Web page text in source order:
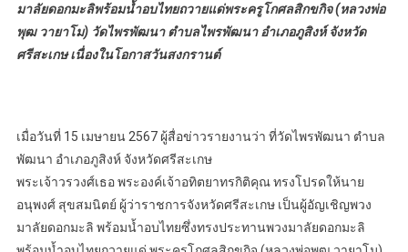
มาลัยดอกมะลิพร้อมน้ำอบไทยถวายแด่พระครูโกศลสิกขกิจ (หลวงพ่อ
พุฒ วายาโม) วัดไพรพัฒนา ตำบลไพรพัฒนา อำเภอภูสิงห์ จังหวัด
ศรีสะเกษ เนื่องในโอกาสวันสงกรานต์
เมื่อวันที่ 15 เมษายน 2567 ผู้สื่อข่าวรายงานว่า ที่วัดไพรพัฒนา ตำบล
พัฒนา อำเภอภูสิงห์ จังหวัดศรีสะเกษ
พระเจ้าวรวงศ์เธอ พระองค์เจ้าอทิตยาทรกิติคุณ ทรงโปรดให้นาย
อนุพงศ์ สุขสมนิตย์ ผู้ว่าราชการจังหวัดศรีสะเกษ เป็นผู้อัญเชิญพวง
มาลัยดอกมะลิ พร้อมน้ำอบไทยซึ่งทรงประทานพวงมาลัยดอกมะลิ